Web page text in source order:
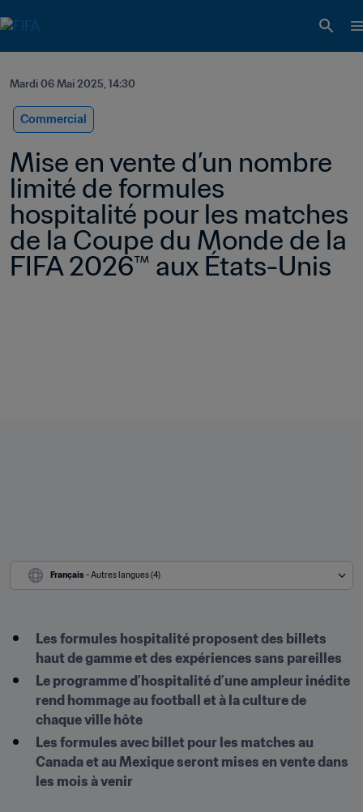
Mardi 06 Mai 2025, 14:30
Commercial
Mise en vente d’un nombre
limité de formules
hospitalité pour les matches
de la Coupe du Monde de la
FIFA 2026™ aux États-Unis
Français - Autres langues (4)
Les formules hospitalité proposent des billets
haut de gamme et des expériences sans pareilles
Le programme d’hospitalité d’une ampleur inédite
rend hommage au football et à la culture de
chaque ville hôte
Les formules avec billet pour les matches au
Canada et au Mexique seront mises en vente dans
les mois à venir